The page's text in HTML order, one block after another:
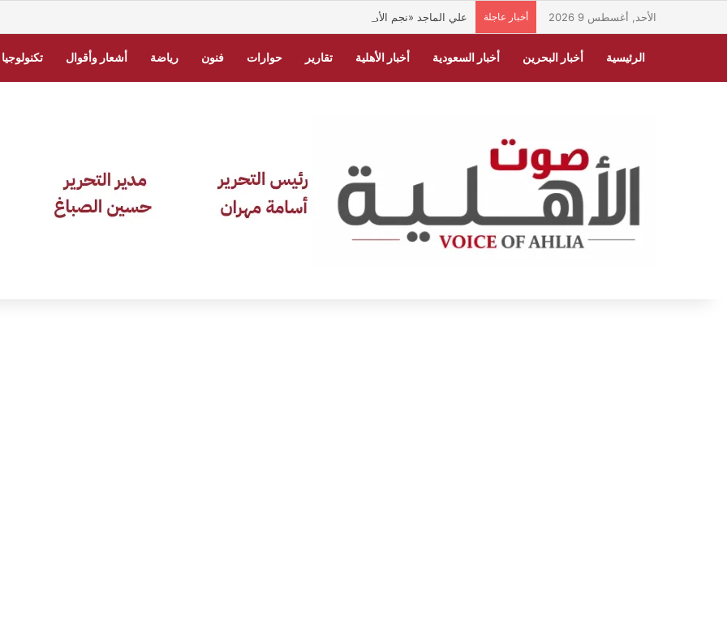
الأحد, أغسطس 9 2026 أخبار عاجلة علي الماجد «نجم الأهلية» للشهر الثاني.. تكريم جديد يعكس ثقافة التميز بالجامعة
الرئيسية أخبار البحرين أخبار السعودية أخبار الأهلية تقارير حوارات فنون رياضة أشعار وأقوال